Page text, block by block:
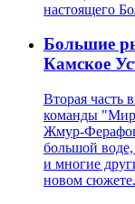
настоящего
Большие
Камское
Вторая часть
команды
Жмур-
большой
и многие
новом сюжете.